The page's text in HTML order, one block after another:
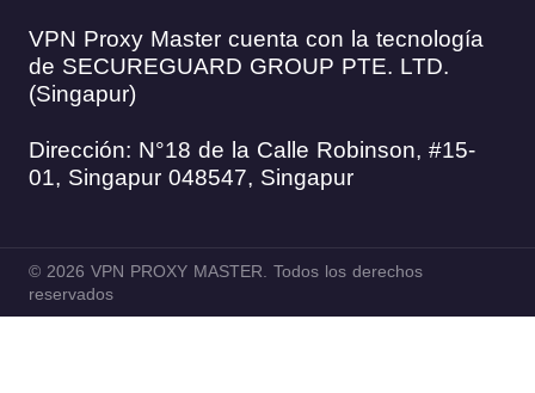
VPN Proxy Master cuenta con la tecnología
de SECUREGUARD GROUP PTE. LTD.
(Singapur)
Dirección: N°18 de la Calle Robinson, #15-
01, Singapur 048547, Singapur
© 2026 VPN PROXY MASTER. Todos los derechos
reservados